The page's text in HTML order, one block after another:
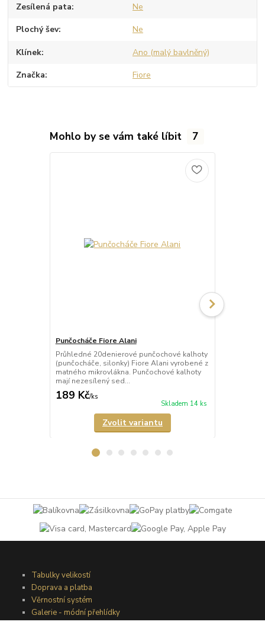
Zesílená pata Ne
Plochý šev Ne
Klínek Ano (malý bavlněný)
Značka Fiore
Mohlo by se vám také líbit 7
Punčocháče Fiore Alani
Průhledné 20denierové punčochové kalhoty
(punčocháče, silonky) Fiore Alani vyrobené z
matného mikrovlákna. Punčochové kalhoty
mají nezesílený sed...
189 Kč/ks
Skladem 14 ks
Zvolit variantu
Tabulky velikostí
Doprava a platba
Věrnostní systém
Galerie - módní přehlídky